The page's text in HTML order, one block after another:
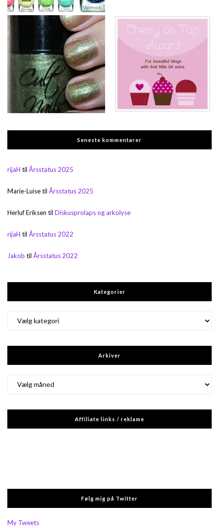
Seneste kommentarer
rijaH til Årsstatus 2025
Marie-Luisetil Årsstatus 2025
Herluf Eriksen til Diskusprolaps og arkolyse
rijaH til Årsstatus 2022
Jakob til Årsstatus 2022
Kategorier
Arkiver
Affiliate links / reklame
Følg mig på Twitter
My Tweets